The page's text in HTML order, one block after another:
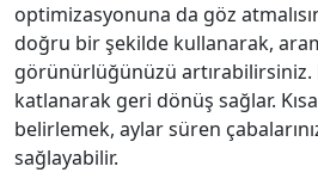
optimizasyonuna da göz
doğru bir şekilde kullanarak,
görünürlüğünüzü artırabilirsiniz.
katlanarak geri dönüş sağlar.
belirlemek, aylar süren
sağlayabilir.